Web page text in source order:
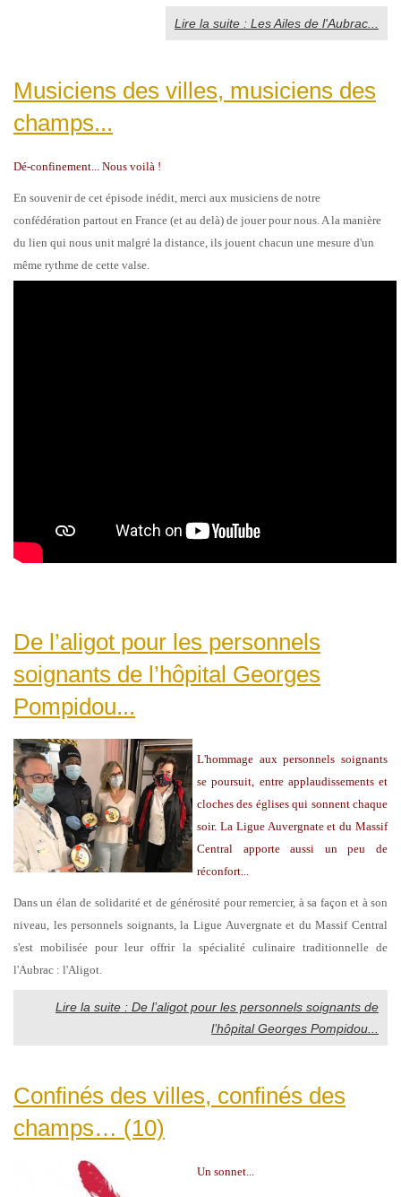
Lire la suite : Les Ailes de l'Aubrac...
Musiciens des villes, musiciens des
champs...
Dé-confinement... Nous voilà !
En souvenir de cet épisode inédit, merci aux musiciens de notre
confédération partout en France (et au delà) de jouer pour nous. A la manière
du lien qui nous unit malgré la distance, ils jouent chacun une mesure d'un
même rythme de cette valse.
De l’aligot pour les personnels
soignants de l’hôpital Georges
Pompidou...
L'hommage aux personnels soignants
se poursuit, entre applaudissements et
cloches des églises qui sonnent chaque
soir. La Ligue Auvergnate et du Massif
Central apporte aussi un peu de
réconfort...
Dans un élan de solidarité et de générosité pour remercier, à sa façon et à son
niveau, les personnels soignants, la Ligue Auvergnate et du Massif Central
s'est mobilisée pour leur offrir la spécialité culinaire traditionnelle de
l'Aubrac : l'Aligot.
Lire la suite : De l’aligot pour les personnels soignants de
l’hôpital Georges Pompidou...
Confinés des villes, confinés des
champs… (10)
Un sonnet...